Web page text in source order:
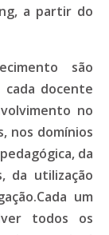
a partir do
são
docente
no
nos domínios
da
da utilização
um
todos os